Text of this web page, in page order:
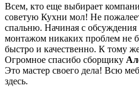
Всем, кто еще выбирает
советую Кухни мол! Не
спальню. Начиная с обсуждения
монтажом никаких проблем не
быстро и качественно. К тому
Огромное спасибо сборщику
Это мастер своего дела! Всю
здесь.